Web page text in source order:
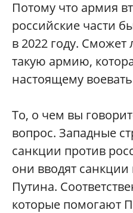
Потому что армия
российские части
в 2022 году. Сможет
такую армию,
настоящему
То, о чем вы
вопрос. Западные
санкции против
они вводят
Путина.
которые помогают